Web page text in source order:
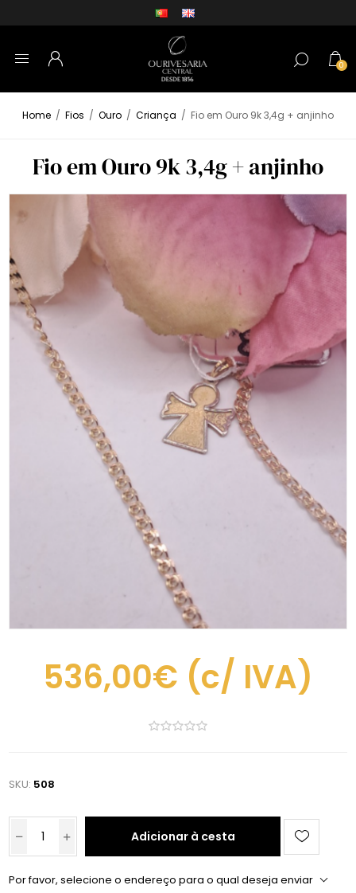
0
Home / Fios / Ouro / Criança / Fio em Ouro 9k 3,4g + anjinho
Fio em Ouro 9k 3,4g + anjinho
536,00€ (c/ IVA)
SKU: 508
Adicionar à cesta
Por favor, selecione o endereço para o qual deseja enviar